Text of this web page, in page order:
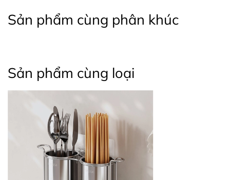
Sản phẩm cùng phân khúc
Sản phẩm cùng loại